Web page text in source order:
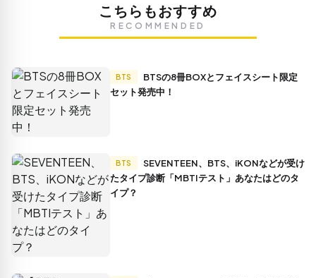
こちらもおすすめ
RECOMMENDED
BTS
セット発売中！
BTS
たタイプ診断「MBTIテスト」あなたはどのタ
イプ？